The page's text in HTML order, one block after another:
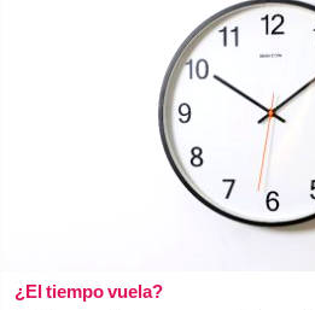
¿El tiempo vuela?